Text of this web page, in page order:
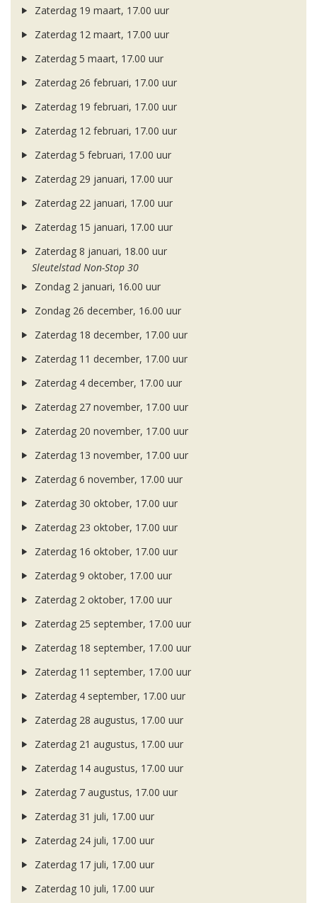
Zaterdag 19 maart, 17.00 uur
Zaterdag 12 maart, 17.00 uur
Zaterdag 5 maart, 17.00 uur
Zaterdag 26 februari, 17.00 uur
Zaterdag 19 februari, 17.00 uur
Zaterdag 12 februari, 17.00 uur
Zaterdag 5 februari, 17.00 uur
Zaterdag 29 januari, 17.00 uur
Zaterdag 22 januari, 17.00 uur
Zaterdag 15 januari, 17.00 uur
Zaterdag 8 januari, 18.00 uur
Sleutelstad Non-Stop 30
Zondag 2 januari, 16.00 uur
Zondag 26 december, 16.00 uur
Zaterdag 18 december, 17.00 uur
Zaterdag 11 december, 17.00 uur
Zaterdag 4 december, 17.00 uur
Zaterdag 27 november, 17.00 uur
Zaterdag 20 november, 17.00 uur
Zaterdag 13 november, 17.00 uur
Zaterdag 6 november, 17.00 uur
Zaterdag 30 oktober, 17.00 uur
Zaterdag 23 oktober, 17.00 uur
Zaterdag 16 oktober, 17.00 uur
Zaterdag 9 oktober, 17.00 uur
Zaterdag 2 oktober, 17.00 uur
Zaterdag 25 september, 17.00 uur
Zaterdag 18 september, 17.00 uur
Zaterdag 11 september, 17.00 uur
Zaterdag 4 september, 17.00 uur
Zaterdag 28 augustus, 17.00 uur
Zaterdag 21 augustus, 17.00 uur
Zaterdag 14 augustus, 17.00 uur
Zaterdag 7 augustus, 17.00 uur
Zaterdag 31 juli, 17.00 uur
Zaterdag 24 juli, 17.00 uur
Zaterdag 17 juli, 17.00 uur
Zaterdag 10 juli, 17.00 uur